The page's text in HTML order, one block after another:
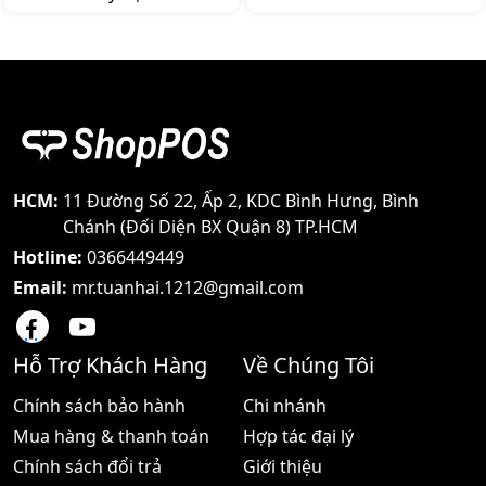
có nhiều doanh nghiệp
công nghệ vào hoạt động
kinh doanh như thế nào
nội bộ khi làm việc máy bộ
đàm đang là thiết bị được
ứng dụng rộng rãi
thương hiệu bộ đàm
thích hợp trong mọi môi
trường Hôm nay shoppos
sẽ
HCM: 11 Đường Số 22, Ấp 2, KDC Bình Hưng, Bình
Chánh (Đối Diện BX Quận 8) TP.HCM
Hotline: 0366449449
Email: mr.tuanhai.1212@gmail.com
Hỗ Trợ Khách Hàng
Chính sách bảo hành
Mua hàng & thanh toán
Chính sách đổi trả
Về Chúng Tôi
Chi nhánh
Hợp tác đại lý
Giới thiệu